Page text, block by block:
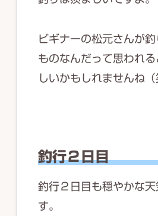
ビギナーの松元さんが
ものなんだって思われ
しいかもしれませんね（
釣行２日目
釣行２日目も穏やかな
す。